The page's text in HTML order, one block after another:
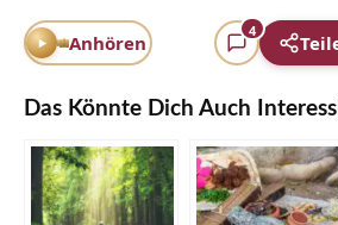
Anhören
4
Das Könnte Dich Auch